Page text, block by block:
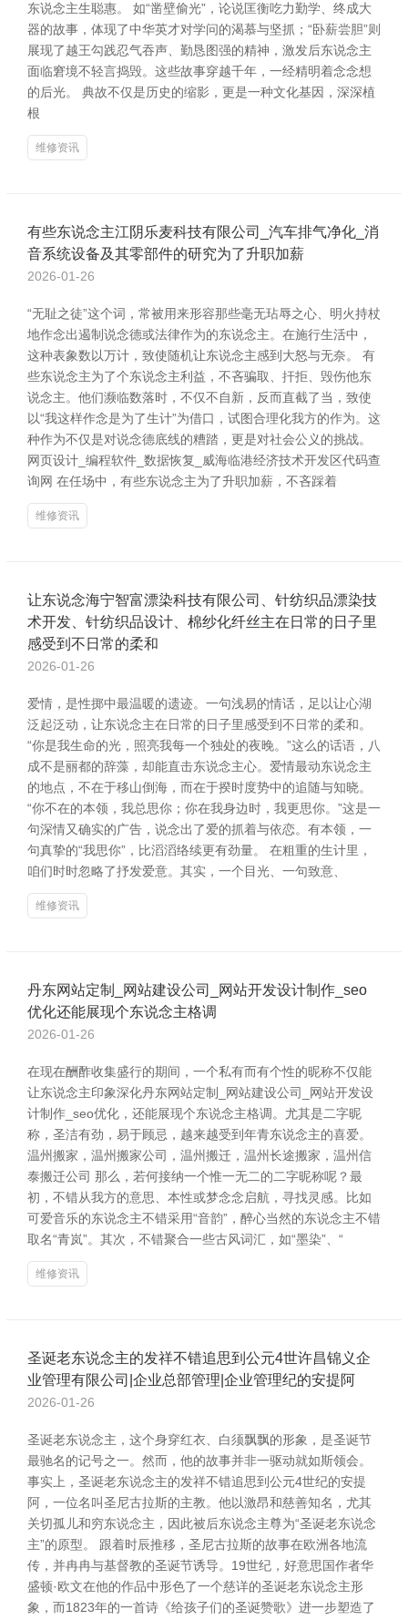
东说念主生聪惠。 如“凿壁偷光”，论说匡衡吃力勤学、终成大
器的故事，体现了中华英才对学问的渴慕与坚抓；“卧薪尝胆”则
展现了越王勾践忍气吞声、勤恳图强的精神，激发后东说念主
面临窘境不轻言捣毁。这些故事穿越千年，一经精明着念念想
的后光。 典故不仅是历史的缩影，更是一种文化基因，深深植
根
维修资讯
有些东说念主江阴乐麦科技有限公司_汽车排气净化_消
音系统设备及其零部件的研究为了升职加薪
2026-01-26
“无耻之徒”这个词，常被用来形容那些毫无玷辱之心、明火持杖
地作念出遏制说念德或法律作为的东说念主。在施行生活中，
这种表象数以万计，致使随机让东说念主感到大怒与无奈。 有
些东说念主为了个东说念主利益，不吝骗取、扞拒、毁伤他东
说念主。他们濒临数落时，不仅不自新，反而直截了当，致使
以“我这样作念是为了生计”为借口，试图合理化我方的作为。这
种作为不仅是对说念德底线的糟踏，更是对社会公义的挑战。
网页设计_编程软件_数据恢复_威海临港经济技术开发区代码查
询网 在任场中，有些东说念主为了升职加薪，不吝踩着
维修资讯
让东说念海宁智富漂染科技有限公司、针纺织品漂染技
术开发、针纺织品设计、棉纱化纤丝主在日常的日子里
感受到不日常的柔和
2026-01-26
爱情，是性掷中最温暖的遗迹。一句浅易的情话，足以让心湖
泛起泛动，让东说念主在日常的日子里感受到不日常的柔和。
“你是我生命的光，照亮我每一个独处的夜晚。”这么的话语，八
成不是丽都的辞藻，却能直击东说念主心。爱情最动东说念主
的地点，不在于移山倒海，而在于揆时度势中的追随与知晓。
“你不在的本领，我总思你；你在我身边时，我更思你。”这是一
句深情又确实的广告，说念出了爱的抓着与依恋。有本领，一
句真挚的“我思你”，比滔滔络续更有劲量。 在粗重的生计里，
咱们时时忽略了抒发爱意。其实，一个目光、一句致意、
维修资讯
丹东网站定制_网站建设公司_网站开发设计制作_seo
优化还能展现个东说念主格调
2026-01-26
在现在酬酢收集盛行的期间，一个私有而有个性的昵称不仅能
让东说念主印象深化丹东网站定制_网站建设公司_网站开发设
计制作_seo优化，还能展现个东说念主格调。尤其是二字昵
称，圣洁有劲，易于顾忌，越来越受到年青东说念主的喜爱。
温州搬家，温州搬家公司，温州搬迁，温州长途搬家，温州信
泰搬迁公司 那么，若何接纳一个惟一无二的二字昵称呢？最
初，不错从我方的意思、本性或梦念念启航，寻找灵感。比如
可爱音乐的东说念主不错采用“音韵”，醉心当然的东说念主不错
取名“青岚”。其次，不错聚合一些古风词汇，如“墨染”、“
维修资讯
圣诞老东说念主的发祥不错追思到公元4世许昌锦义企
业管理有限公司|企业总部管理|企业管理纪的安提阿
2026-01-26
圣诞老东说念主，这个身穿红衣、白须飘飘的形象，是圣诞节
最驰名的记号之一。然而，他的故事并非一驱动就如斯领会。
事实上，圣诞老东说念主的发祥不错追思到公元4世纪的安提
阿，一位名叫圣尼古拉斯的主教。他以激昂和慈善知名，尤其
关切孤儿和穷东说念主，因此被后东说念主尊为“圣诞老东说念
主”的原型。 跟着时辰推移，圣尼古拉斯的故事在欧洲各地流
传，并冉冉与基督教的圣诞节诱导。19世纪，好意思国作者华
盛顿·欧文在他的作品中形色了一个慈详的圣诞老东说念主形
象，而1823年的一首诗《给孩子们的圣诞赞歌》进一步塑造了